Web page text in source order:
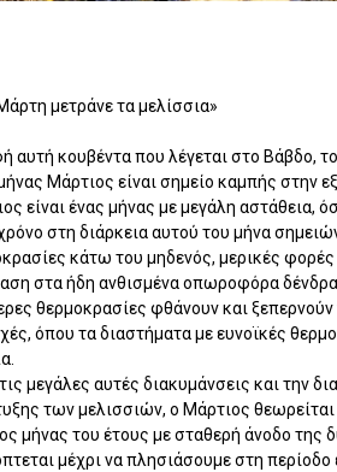
μετράνε τα μελίσσια»
αυτή κουβέντα που λέγεται στο Βάβδο,
Μάρτιος είναι σημείο καμπής στην
είναι ένας μήνας με μεγάλη αστάθεια,
στη διάρκεια αυτού του μήνα
κάτω του μηδενός, μερικές
στα ήδη ανθισμένα οπωροφόρα
θερμοκρασίες φθάνουν και ξεπερνούν
όπου τα διαστήματα με ευνοϊκές
μεγάλες αυτές διακυμάνσεις και την
των μελισσιών, ο Μάρτιος
μήνας του έτους με σταθερή άνοδο της
μέχρι να πλησιάσουμε στη